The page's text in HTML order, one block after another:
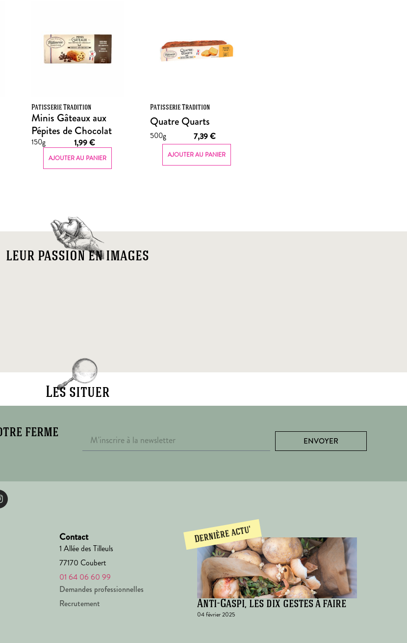
Patisserie Tradition
Minis Gâteaux aux
Pépites de Chocolat
150g 1,99€
AJOUTER AU PANIER
Patisserie Tradition
Quatre Quarts
500g 7,39€
AJOUTER AU PANIER
leur passion en images
Les situer
ferme
ENVOYER
Contact
1 Allée des Tilleuls
77170 Coubert
01 64 06 60 99
Demandes professionnelles
Recrutement
Anti-Gaspi, les dix gestes à faire
04 février 2025
Dernière actu'